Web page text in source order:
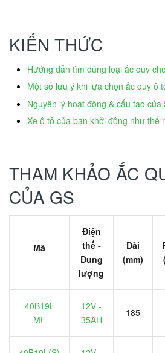
KIẾN THỨC
Hướng dẫn tìm đúng loại ắc quy
Một số lưu ý khi lựa chọn ắc quy ô
Nguyên lý hoạt động & cấu tạo của
Xe ô tô của bạn khởi động như thế
THAM KHẢO ẮC
CỦA GS
Mã
Điện
thế -
Dung
lượng
Dài
(mm)
40B19L
MF
12V -
35AH
185